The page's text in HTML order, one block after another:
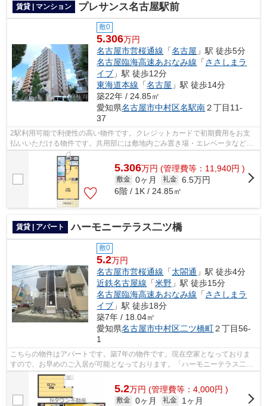
賃貸 | マンション プレサンス名古屋駅前
敷0
5.306万円
名古屋市営桜通線 「名古屋 」駅 徒歩5分
名古屋臨海高速あおなみ線 「ささしまラ
イブ 」駅 徒歩12分
東海道本線 「名古屋 」駅 徒歩14分
築22年 / 24.85㎡
愛知県名古屋市中村区名駅南２丁目11-
37
2駅利用可能で利便性の高い物件です。クレジットカードで初期費用をお支
払いいただける物件です。共用部には敷地内ごみ置き場・エレベータなどが
備わっておりとても充実しています。現...
5.306万円 (管理費等：11,940円 )
敷金 0ヶ月 礼金 6.5万円
6階 / 1K / 24.85㎡
賃貸 | アパート ハーモニーテラス二ツ橋
敷0
5.2万円
名古屋市営桜通線 「太閤通 」駅 徒歩4分
近鉄名古屋線 「米野 」駅 徒歩15分
名古屋臨海高速あおなみ線 「ささしまラ
イブ 」駅 徒歩18分
築7年 / 18.04㎡
愛知県名古屋市中村区二ツ橋町２丁目56-
1
こちらの物件はアパートです。築7年の物件です。現在空家となっておりま
すので、お早めのご入居が可能となっております。「ハーモニーテラス二ツ
橋」のここがイチオシ。できるだけ早め...
5.2万円 (管理費等：4,000円 )
敷金 0ヶ月 礼金
1ヶ月